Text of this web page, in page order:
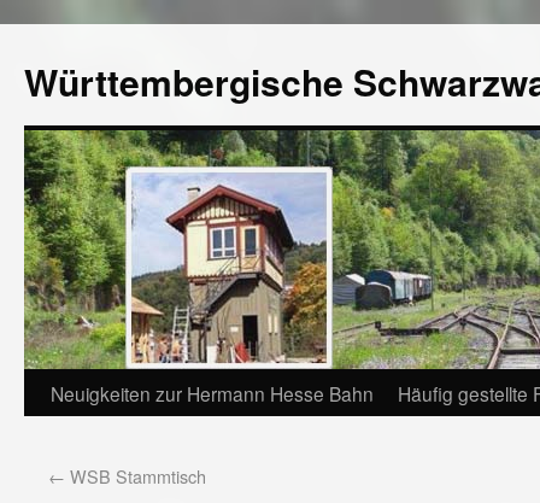
Württembergische
Neuigkeiten zur Hermann Hesse Bahn Häufig gestellte
← WSB Stammtisch